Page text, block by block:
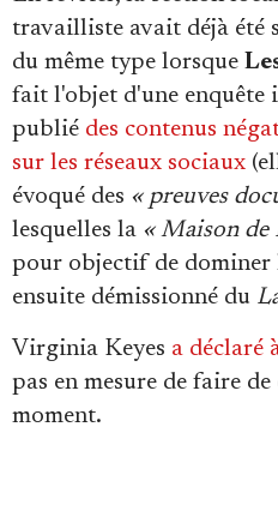
travailliste avait déjà été
du même type lorsque
fait l'objet d'une enquête
publié des contenus
sur les réseaux sociaux
évoqué des « preuves
lesquelles la « Maison de
pour objectif de dominer
ensuite démissionné du
Virginia Keyes a déclaré
pas en mesure de faire
moment.